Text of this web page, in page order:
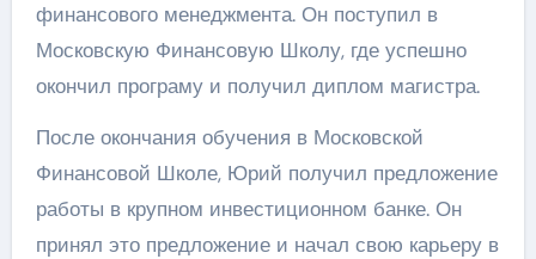
финансового менеджмента. Он поступил в
Московскую Финансовую Школу, где успешно
окончил програму и получил диплом магистра.
После окончания обучения в Московской
Финансовой Школе, Юрий получил предложение
работы в крупном инвестиционном банке. Он
принял это предложение и начал свою карьеру в